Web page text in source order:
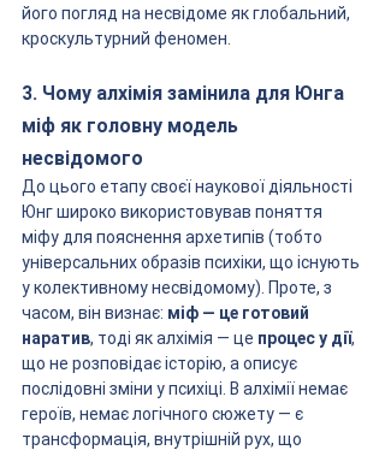
його погляд на несвідоме як глобальний,
кроскультурний феномен.
3. Чому алхімія замінила для Юнга
міф як головну модель
несвідомого
До цього етапу своєї наукової діяльності
Юнг широко використовував поняття
міфу для пояснення архетипів (тобто
універсальних образів психіки, що існують
у колективному несвідомому). Проте, з
часом, він визнає: міф — це готовий
наратив, тоді як алхімія — це процес у дії,
що не розповідає історію, а описує
послідовні зміни у психіці. В алхімії немає
героїв, немає логічного сюжету — є
трансформація, внутрішній рух, що